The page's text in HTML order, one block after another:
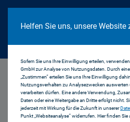
Cookie Hinweis
Helfen Sie uns, unsere Website
Sofern Sie uns Ihre Einwilligung erteilen,
GmbH zur Analyse von Nutzungsdaten. Durch
„Zustimmen“ erteilen Sie uns Ihre Einwilligung
Nutzungsverhalten zu Analysezwecken auswerten
verarbeiten dürfen. Eine andere Verwendung,
Daten oder eine Weitergabe an Dritte erfolgt nicht.
jederzeit mit Wirkung für die Zukunft in unserer
Punkt „Websiteanalyse“ widerrufen. Hier finden
8_Ausschüsse des